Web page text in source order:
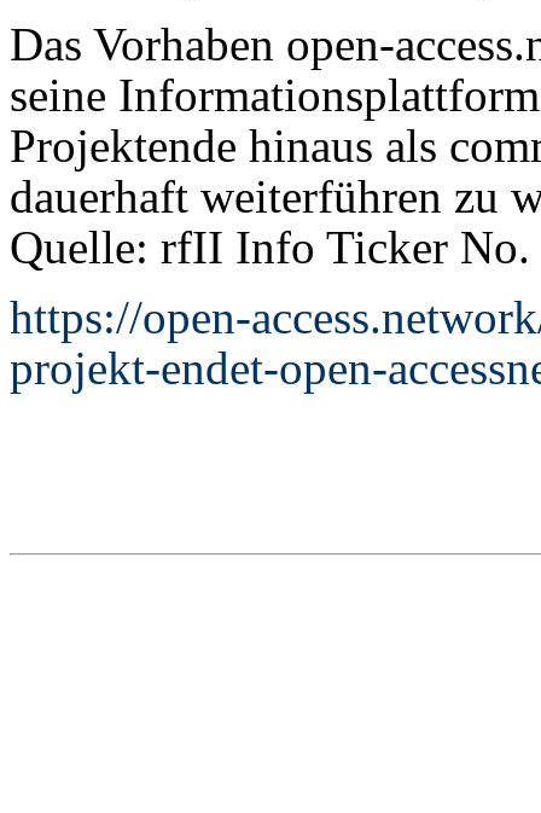
Das Vorhaben open-
seine
Projektende hinaus als
dauerhaft weiterführen zu
Quelle: rfII Info Ticker No.
https://open-
projekt-endet-open-